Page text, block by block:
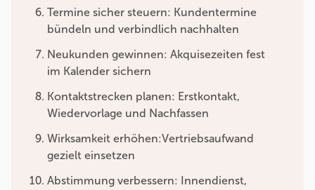
Termine sicher steuern: Kundentermine
bündeln und verbindlich nachhalten
Neukunden gewinnen: Akquisezeiten fest
im Kalender sichern
Kontaktstrecken planen: Erstkontakt,
Wiedervorlage und Nachfassen
Wirksamkeit erhöhen:Vertriebsaufwand
gezielt einsetzen
Abstimmung verbessern: Innendienst,